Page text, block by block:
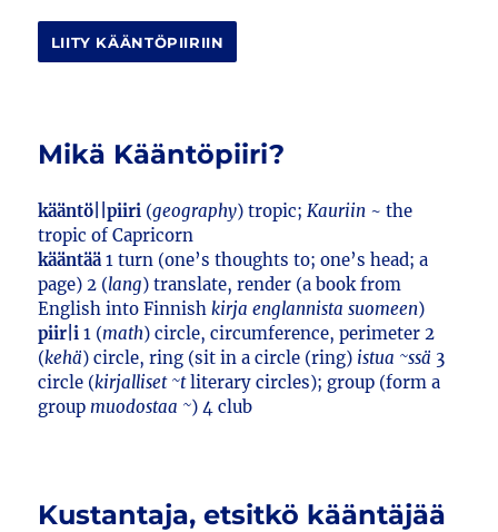
LIITY KÄÄNTÖPIIRIIN
Mikä Kääntöpiiri?
kääntö||piiri (geography) tropic;Kauriin ~ the
tropic of Capricorn
kääntää1 turn (one’s thoughts to; one’s head; a
page) 2 (lang) translate, render (a book from
English into Finnishkirja englannista suomeen)
piir|i 1 (math) circle, circumference, perimeter 2
(kehä) circle, ring (sit in a circle (ring) istua ~ssä 3
circle (kirjalliset ~tliterary circles); group (form a
groupmuodostaa ~) 4 club
Kustantaja, etsitkö kääntäjää